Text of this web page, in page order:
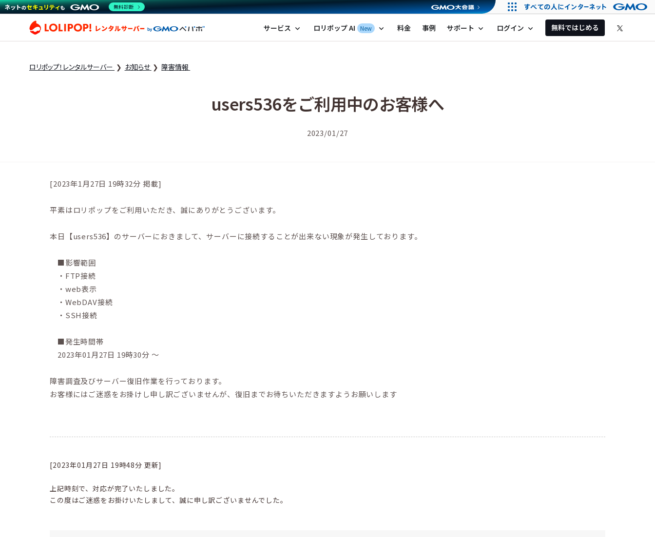
ロリポップ！レンタルサーバー by GMOペパボ
サービス expand_more ロリポップ AI New expand_more 料金 事例 サポート expand_more ログイン expand_more 無料ではじめる
ロリポップ！レンタルサーバー お知らせ 障害情報
users536をご利用中のお客様へ
2023/01/27
[2023年1月27日 19時32分 掲載]
平素はロリポップをご利用いただき、誠にありがとうございます。
本日【users536】のサーバーにおきまして、サーバーに接続することが出来ない現象が発生しております。
■影響範囲
・FTP接続
・web表示
・WebDAV接続
・SSH接続
■発生時間帯
2023年01月27日 19時30分 ～
障害調査及びサーバー復旧作業を行っております。
お客様にはご迷惑をお掛けし申し訳ございませんが、復旧までお待ちいただきますようお願いします
[2023年01月27日 19時48分 更新]
上記時刻で、対応が完了いたしました。
この度はご迷惑をお掛けいたしまして、誠に申し訳ございませんでした。
無料診断